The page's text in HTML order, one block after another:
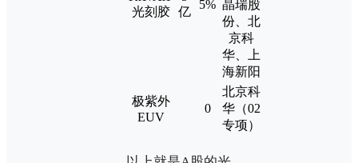
光刻胶 亿
5% 晶瑞股
份、北
京科
华、上
海新阳
极紫外
EUV
0
北京科
华（02
专项）